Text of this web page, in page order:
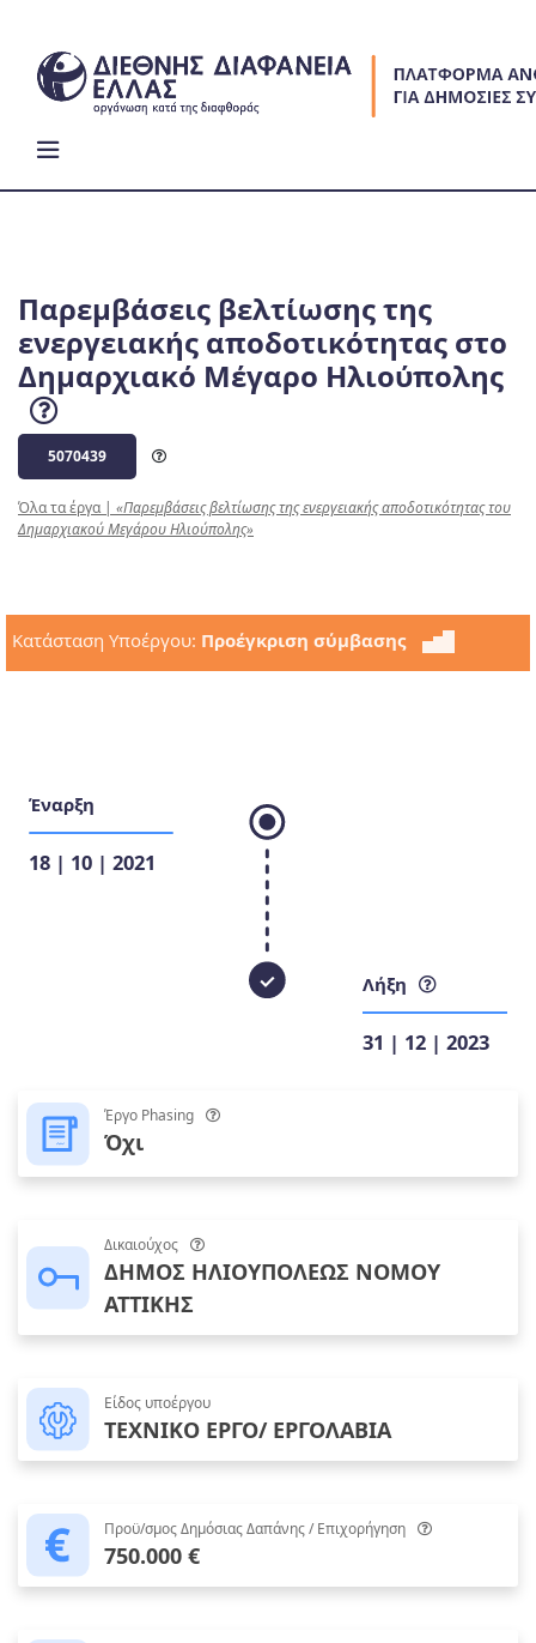
content
Παρεμβάσεις βελτίωσης της
ενεργειακής αποδοτικότητας στο
Δημαρχιακό Μέγαρο Ηλιούπολης
5070439
Όλα τα έργα| «Παρεμβάσεις βελτίωσης της ενεργειακής αποδοτικότητας του
Δημαρχιακού Μεγάρου Ηλιούπολης»
Κατάσταση Υποέργου: Προέγκριση σύμβασης
Έναρξη
18 | 10 | 2021
Λήξη
31 | 12 | 2023
Έργο Phasing
Όχι
Δικαιούχος
ΔΗΜΟΣ ΗΛΙΟΥΠΟΛΕΩΣ ΝΟΜΟΥ
ΑΤΤΙΚΗΣ
Είδος υποέργου
ΤΕΧΝΙΚΟ ΕΡΓΟ/ ΕΡΓΟΛΑΒΙΑ
Προϋ/σμος Δημόσιας Δαπάνης / Επιχορήγηση
750.000 €